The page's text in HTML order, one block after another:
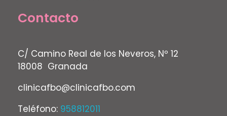
Contacto
C/ Camino Real de los Neveros, Nº 12
18008 Granada
clinicafbo@clinicafbo.com
Teléfono: 958812011